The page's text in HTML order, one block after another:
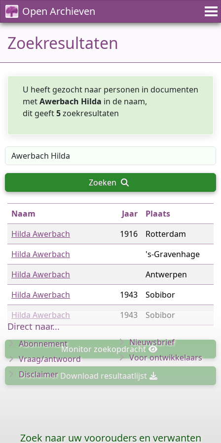
Open Archieven
Zoekresultaten
U heeft gezocht naar personen in documenten
metAwerbach Hilda in de naam,
dit geeft5zoekresultaten
Zoeken
Naam Jaar
Plaats
Hilda Awerbach
1916
Rotterdam
Hilda Awerbach
's-Gravenhage
Hilda Awerbach
Antwerpen
Hilda Awerbach
1943
Sobibor
Hilda Awerbach
1943 Sobibor
Monitorzoekopdracht
Download resultaatlijst
Direct naar...
Abonnement
Vraag/antwoord
Disclaimer
Nieuwsbrief
Voor ontwikkelaars
Zoek naar uw voorouders en verwanten